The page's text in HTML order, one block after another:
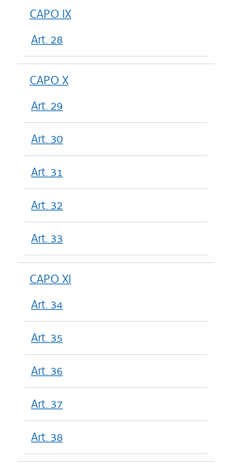
CAPO IX
Art. 28
CAPO X
Art. 29
Art. 30
Art. 31
Art. 32
Art. 33
CAPO XI
Art. 34
Art. 35
Art. 36
Art. 37
Art. 38